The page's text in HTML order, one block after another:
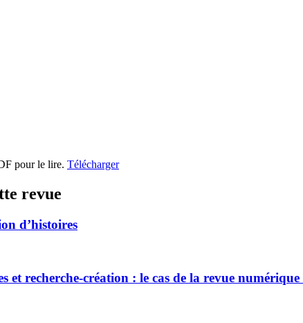
pour le lire. Télécharger
revue
d’histoires
et recherche-création : le cas de la revue numérique